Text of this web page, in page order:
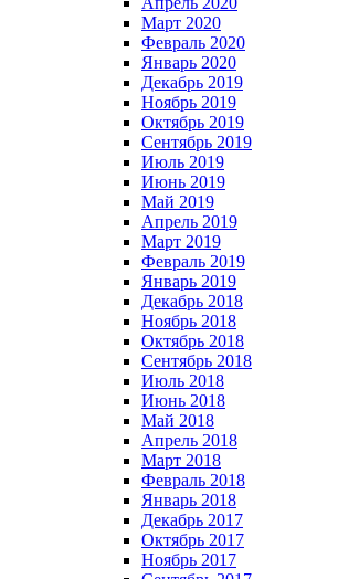
Март 2020
Февраль 2020
Январь 2020
Декабрь 2019
Ноябрь 2019
Октябрь 2019
Сентябрь 2019
Июль 2019
Июнь 2019
Май 2019
Апрель 2019
Март 2019
Февраль 2019
Январь 2019
Декабрь 2018
Ноябрь 2018
Октябрь 2018
Сентябрь 2018
Июль 2018
Июнь 2018
Май 2018
Апрель 2018
Март 2018
Февраль 2018
Январь 2018
Декабрь 2017
Октябрь 2017
Ноябрь 2017